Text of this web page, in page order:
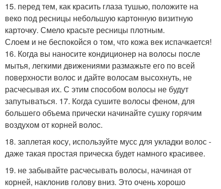
15. перед тем, как красить глаза тушью, положите на
веко под ресницы небольшую картонную визитную
карточку. Смело красьте ресницы плотным.
Слоем и не беспокойся о том, что кожа век испачкается!
16. Когда вы наносите кондиционер на волосы после
мытья, легкими движениями размажьте его по всей
поверхности волос и дайте волосам высохнуть, не
расчесывая их. С этим способом волосы не будут
запутываться. 17. Когда сушите волосы феном, для
большего объема прически начинайте сушку горячим
воздухом от корней волос.
18. заплетая косу, используйте мусс для укладки волос -
даже такая простая прическа будет намного красивее.
19. не забывайте расчесывать волосы, начиная от
корней, наклонив голову вниз. Это очень хорошо